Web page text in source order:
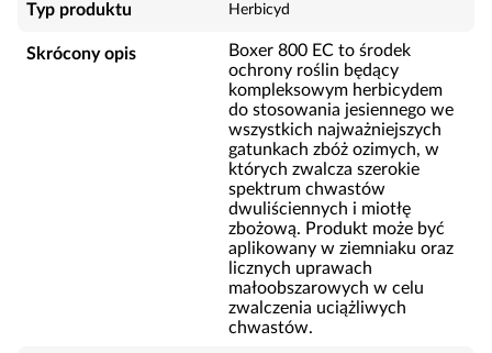
Typ produktu Herbicyd
Skrócony opis
Boxer 800 EC to środek
ochrony roślin będący
kompleksowym herbicydem
do stosowania jesiennego we
wszystkich najważniejszych
gatunkach zbóż ozimych, w
których zwalcza szerokie
spektrum chwastów
dwuliściennych i miotłę
zbożową. Produkt może być
aplikowany w ziemniaku oraz
licznych uprawach
małoobszarowych w celu
zwalczenia uciążliwych
chwastów.